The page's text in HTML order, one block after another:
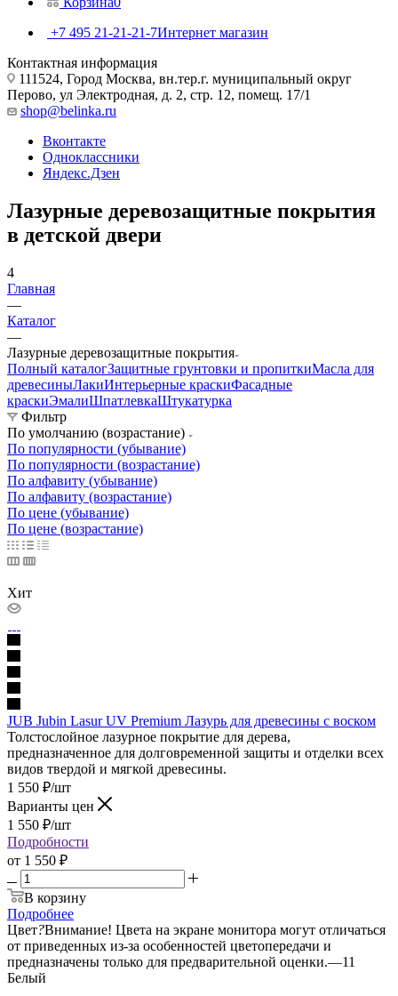
+7 495 21-21-21-7Интернет магазин
Контактная информация
111524, Город Москва, вн.тер.г. муниципальный округ
Перово, ул Электродная, д. 2, стр. 12, помещ. 17/1
shop@belinka.ru
Вконтакте
Одноклассники
Яндекс.Дзен
Лазурные деревозащитные покрытия
в детской двери
4
Главная
—
Каталог
—
Лазурные деревозащитные покрытия
Полный каталогЗащитные грунтовки и пропиткиМасла для
древесиныЛакиИнтерьерные краскиФасадные
краскиЭмалиШпатлевкаШтукатурка
Фильтр
По умолчанию (возрастание)
По популярности (убывание)
По популярности (возрастание)
По алфавиту (убывание)
По алфавиту (возрастание)
По цене (убывание)
По цене (возрастание)
Хит
JUB Jubin Lasur UV Premium Лазурь для древесины с воском
Толстослойное лазурное покрытие для дерева,
предназначенное для долговременной защиты и отделки всех
видов твердой и мягкой древесины.
1 550 ₽/шт
Варианты цен
1 550 ₽/шт
Подробности
от 1 550 ₽
В корзину
Подробнее
Цвет?Внимание! Цвета на экране монитора могут отличаться
от приведенных из-за особенностей цветопередачи и
предназначены только для предварительной оценки.—11
Белый